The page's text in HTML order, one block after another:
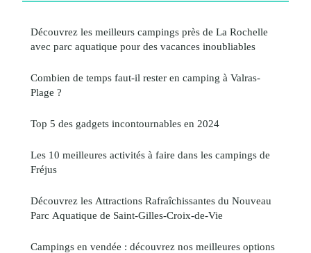
Découvrez les meilleurs campings près de La Rochelle
avec parc aquatique pour des vacances inoubliables
Combien de temps faut-il rester en camping à Valras-
Plage ?
Top 5 des gadgets incontournables en 2024
Les 10 meilleures activités à faire dans les campings de
Fréjus
Découvrez les Attractions Rafraîchissantes du Nouveau
Parc Aquatique de Saint-Gilles-Croix-de-Vie
Campings en vendée : découvrez nos meilleures options